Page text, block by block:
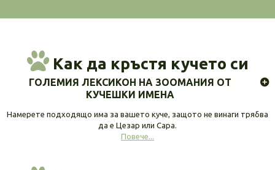
Как да кръстя кучето си
ГОЛЕМИЯ ЛЕКСИКОН НА ЗООМАНИЯ ОТ
КУЧЕШКИ ИМЕНА
Намерете подходящо има за вашето куче, защото не винаги трябва
да е Цезар или Сара.
Повече...